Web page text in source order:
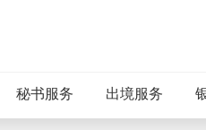
秘书服务 出境服务